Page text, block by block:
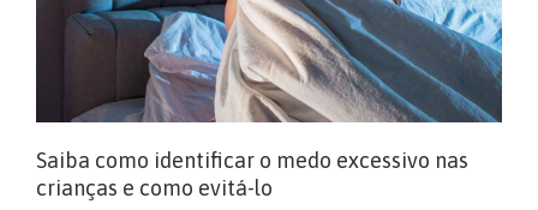
Saiba como identificar o medo excessivo nas
crianças e como evitá-lo